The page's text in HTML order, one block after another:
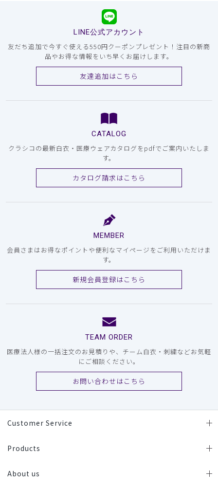
LINE公式アカウント
友だち追加で今すぐ使える550円クーポンプレゼント！注目の新商
品やお得な情報をいち早くお届けします。
友達追加はこちら
CATALOG
クラシコの最新白衣・医療ウェアカタログをpdfでご案内いたしま
す。
カタログ請求はこちら
MEMBER
会員さまはお得なポイントや便利なマイページをご利用いただけま
す。
新規会員登録はこちら
TEAM ORDER
医療法人様の一括注文のお見積りや、チーム白衣・刺繍などお気軽
にご相談ください。
お問い合わせはこちら
Customer Service
Products
About us